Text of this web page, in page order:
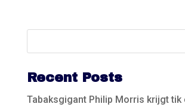
Recent Posts
Tabaksgigant Philip Morris krijgt tik